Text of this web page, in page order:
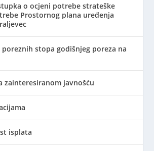
o ocjeni potrebe strateške
Prostornog plana uređenja
stopa godišnjeg poreza na
zainteresiranom javnošću
isplata